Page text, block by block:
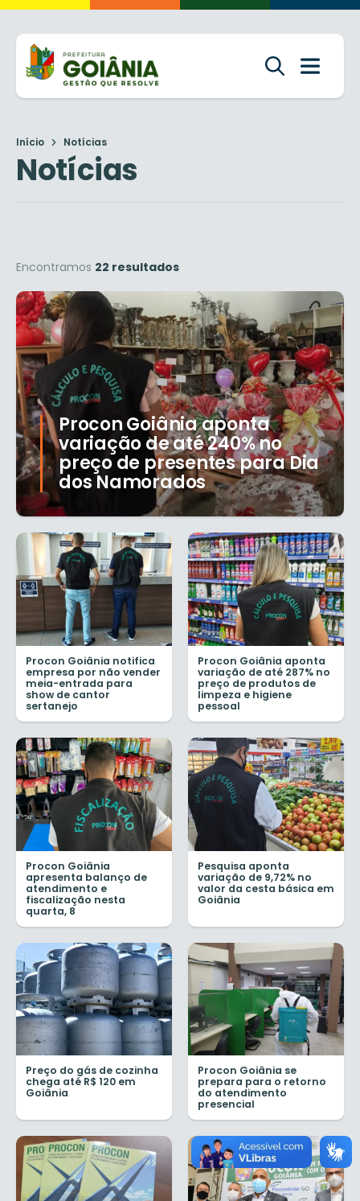
Início Notícias
Notícias
Encontramos 22 resultados
Procon Goiânia aponta
variação de até 240% no
preço de presentes para Dia
dos Namorados
Procon Goiânia notifica
empresa por não vender
meia-entrada para
show de cantor
sertanejo
Procon Goiânia aponta
variação de até 287% no
preço de produtos de
limpeza e higiene
pessoal
Procon Goiânia
apresenta balanço de
atendimento e
fiscalização nesta
quarta, 8
Pesquisa aponta
variação de 9,72% no
valor da cesta básica em
Goiânia
Preço do gás de cozinha
chega até R$ 120 em
Goiânia
Procon Goiânia se
prepara para o retorno
do atendimento
presencial